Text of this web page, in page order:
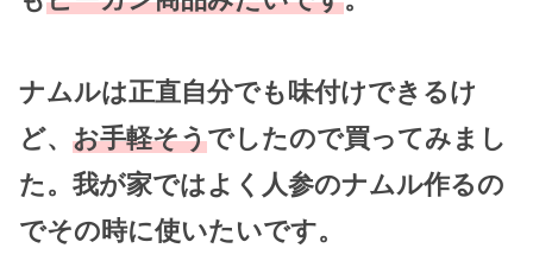
ナムルは正直自分でも味付けできるけ
ど、 お手軽そうでしたので買ってみまし
た。我が家ではよく人参のナムル作るの
でその時に使いたいです。